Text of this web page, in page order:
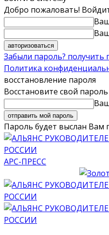
Добро пожаловать!
Забыли пароль?
Политика
восстановление пароля
Восстановите свой пароль
Пароль будет выслан Вам
АРС-ПРЕСС